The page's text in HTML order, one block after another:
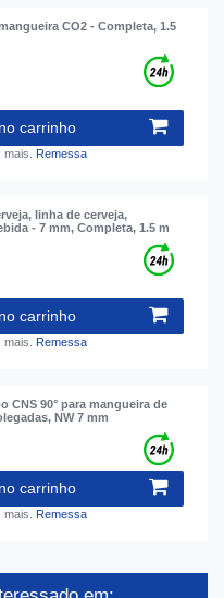
CO2 - Completa, 1.5
no carrinho
mais. Remessa
linha de cerveja,
- 7 mm, Completa, 1.5 m
no carrinho
mais. Remessa
CNS 90° para mangueira de
NW 7 mm
no carrinho
mais. Remessa